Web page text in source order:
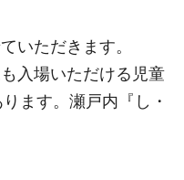
いただきます。
入場いただける児童
ます。瀬戸内『し・